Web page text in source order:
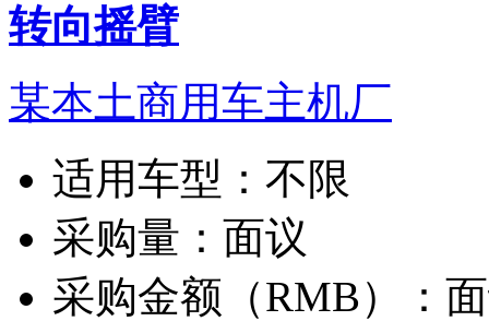
转向摇臂
某本土商用车主机厂
适用车型： 不限
采购量： 面议
采购金额（RMB）：